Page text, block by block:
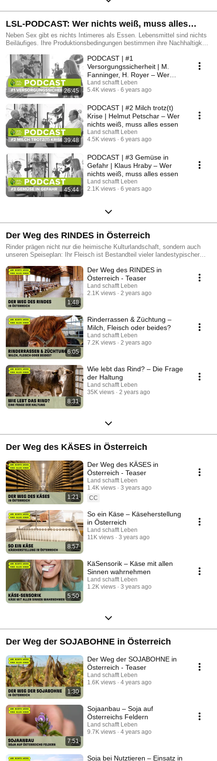
LSL-PODCAST: Wer nichts weiß, muss alles
essen
Neben Sex gibt es nichts Intimeres als Essen. Lebensmittel sind nichts
Beiläufiges. Ihre Produktionsbedingungen bestimmen ihre Nachhaltigkeit,
dieser Hinsicht aufgestellt? Was bewegt uns aktuell und in Zukunft, wenn
es um unser tägliches Brot geht? Hannes Royer Gründer und Obmann
des Vereins im Gespräch mit seiner Vorstandskollegin Maria Fanninger
und spannenden Gästen. Denn Essen geht uns alle an. Jeden Tag auf’s
Neue.
26:45
PODCAST | #1
Versorgungssicherheit | M.
Fanninger, H. Royer – Wer
nichts weiß, muss alles essen
Land schafft Leben
5.4K views
6 years ago
39:48
PODCAST | #2 Milch trotz(t)
Krise | Helmut Petschar – Wer
nichts weiß, muss alles essen
Land schafft Leben
4.5K views
6 years ago
45:44
PODCAST | #3 Gemüse in
Gefahr | Klaus Hraby – Wer
nichts weiß, muss alles essen
Land schafft Leben
2.1K views
6 years ago
Der Weg des RINDES in Österreich
Rinder prägen nicht nur die heimische Kulturlandschaft, sondern auch
unseren Speiseplan: Ihr Fleisch ist Bestandteil vieler landestypischer
wegzudenken. Doch welche Rinderrassen halten wir, wie leben diese
Tiere und was passiert auf dem Weg vom Stall bis auf den Teller? Wir
haben Antworten auf diese Fragen – denn wer nichts weiß, muss alles
essen.
1:48
Der Weg des RINDES in
Österreich - Teaser
Land schafft Leben
2.1K views
2 years ago
6:05
Rinderrassen & Züchtung –
Milch, Fleisch oder beides?
Land schafft Leben
7.2K views
2 years ago
8:31
Wie lebt das Rind? – Die Frage
der Haltung
Land schafft Leben
35K views
2 years ago
Der Weg des KÄSES in Österreich
1:21
Der Weg des KÄSES in
Österreich - Teaser
Land schafft Leben
1.4K views
3 years ago
CC
8:57
So ein Käse – Käseherstellung
in Österreich
Land schafft Leben
11K views
3 years ago
5:50
KäSensorik – Käse mit allen
Sinnen wahrnehmen
Land schafft Leben
1.2K views
3 years ago
Der Weg der SOJABOHNE in Österreich
1:30
Der Weg der SOJABOHNE in
Österreich - Teaser
Land schafft Leben
1.6K views
4 years ago
7:51
Sojaanbau – Soja auf
Österreichs Feldern
Land schafft Leben
9.7K views
4 years ago
Soja bei Nutztieren – Einsatz in